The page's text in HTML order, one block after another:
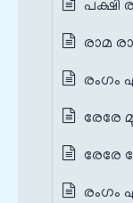
പക്ഷി
രാമ
രംഗം
രേരേ
രേരേ
രംഗം